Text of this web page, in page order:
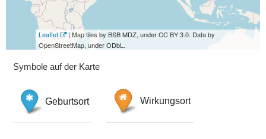
Leaflet
| Map tiles by BSB MDZ, under CC BY 3.0. Data by
OpenStreetMap, under ODbL.
Symbole auf der Karte
Geburtsort Wirkungsort